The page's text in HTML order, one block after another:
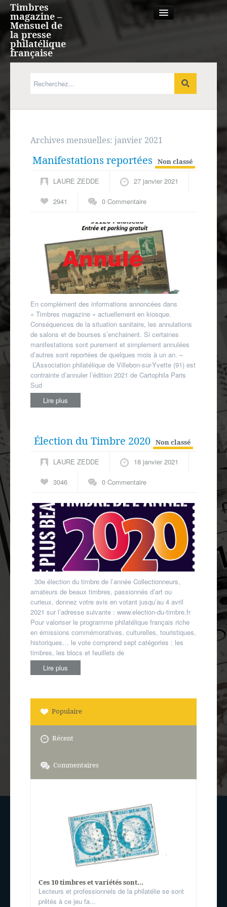
Timbres
magazine –
Mensuel de
la presse
philatélique
française
Expression française
Europe
Outre-mer
Agenda
Mon compte
Archives mensuelles: janvier 2021
Manifestations reportées Non classé
LAURE ZEDDE 27 janvier 2021
2941 0 Commentaire
En complément des informations annoncées dans
« Timbres magazine » actuellement en kiosque.
Conséquences de la situation sanitaire, les annulations
de salons et de bourses s’enchainent. Si certaines
manifestations sont purement et simplement annulées
d’autres sont reportées de quelques mois à un an. –
L’Association philatélique de Villebon-sur-Yvette (91) est
contrainte d’annuler l’édition 2021 de Cartophila Paris
Sud
Lire plus
Élection du Timbre 2020 Non classé
LAURE ZEDDE 18 janvier 2021
3046 0 Commentaire
30e élection du timbre de l’année Collectionneurs,
amateurs de beaux timbres, passionnés d’art ou
curieux, donnez votre avis en votant jusqu’au 4 avril
2021 sur l’adresse suivante : www.election-du-timbre.fr
Pour valoriser le programme philatélique français riche
en émissions commémoratives, culturelles, touristiques,
historiques… le vote comprend sept catégories : les
timbres, les blocs et feuillets de
Lire plus
Populaire
Récent
Commentaires
Ces 10 timbres et variétés sont...
Lecteurs et professionnels de la philatélie se sont
prêtés à ce jeu fa...